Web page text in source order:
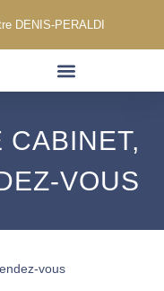
DENIS-PERALDI
CABINET,
VOUS
vous